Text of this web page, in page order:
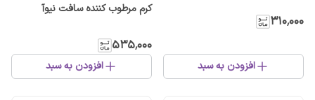
۳۱۰٬۰۰۰
افزودن به سبد
کرم مرطوب کننده سافت نیوآ
۵۳۵٬۰۰۰
افزودن به سبد